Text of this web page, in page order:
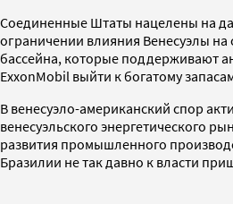
Соединенные Штаты нацелены на
ограничении влияния Венесуэлы
бассейна, которые поддерживают
ExxonMobil выйти к богатому
В венесуэло-американский спор
венесуэльского энергетического
развития промышленного
Бразилии не так давно к власти